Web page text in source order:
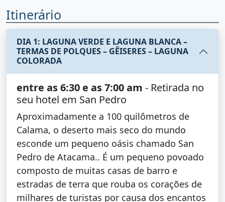
Itinerário
DIA 1: LAGUNA VERDE E LAGUNA BLANCA –
TERMAS DE POLQUES – GÊISERES – LAGUNA
COLORADA
entre as 6:30 e as 7:00 am - Retirada no
seu hotel em San Pedro
Aproximadamente a 100 quilômetros de
Calama, o deserto mais seco do mundo
esconde um pequeno oásis chamado San
Pedro de Atacama.. É um pequeno povoado
composto de muitas casas de barro e
estradas de terra que rouba os corações de
milhares de turistas por causa dos encantos